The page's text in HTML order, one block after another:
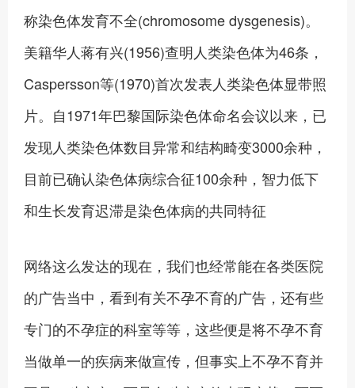
称染色体发育不全(chromosome dysgenesis)。
美籍华人蒋有兴(1956)查明人类染色体为46条，
Caspersson等(1970)首次发表人类染色体显带照
片。自1971年巴黎国际染色体命名会议以来，已
发现人类染色体数目异常和结构畸变3000余种，
目前已确认染色体病综合征100余种，智力低下
和生长发育迟滞是染色体病的共同特征
网络这么发达的现在，我们也经常能在各类医院
的广告当中，看到有关不孕不育的广告，还有些
专门的不孕症的科室等等，这些便是将不孕不育
当做单一的疾病来做宣传，但事实上不孕不育并